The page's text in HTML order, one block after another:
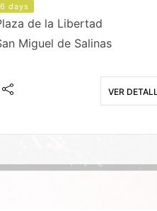
6 days
de la Libertad
Miguel de Salinas
VER